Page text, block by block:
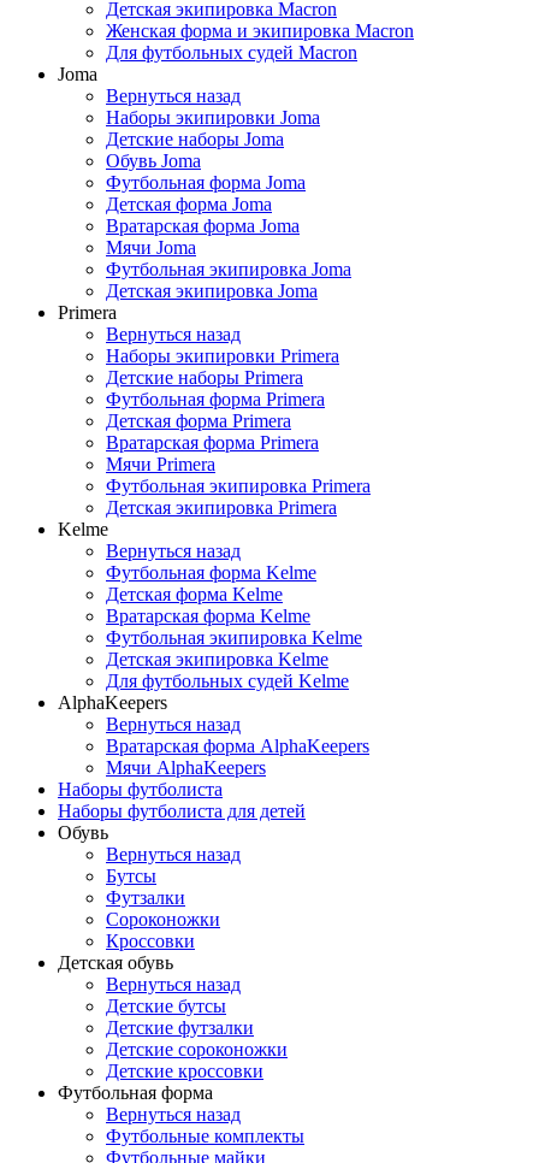
Детская экипировка Macron
Женская форма и экипировка Macron
Для футбольных судей Macron
Joma
Вернуться назад
Наборы экипировки Joma
Детские наборы Joma
Обувь Joma
Футбольная форма Joma
Детская форма Joma
Вратарская форма Joma
Мячи Joma
Футбольная экипировка Joma
Детская экипировка Joma
Primera
Вернуться назад
Наборы экипировки Primera
Детские наборы Primera
Футбольная форма Primera
Детская форма Primera
Вратарская форма Primera
Мячи Primera
Футбольная экипировка Primera
Детская экипировка Primera
Kelme
Вернуться назад
Футбольная форма Kelme
Детская форма Kelme
Вратарская форма Kelme
Футбольная экипировка Kelme
Детская экипировка Kelme
Для футбольных судей Kelme
AlphaKeepers
Вернуться назад
Вратарская форма AlphaKeepers
Мячи AlphaKeepers
Наборы футболиста
Наборы футболиста для детей
Обувь
Вернуться назад
Бутсы
Футзалки
Сороконожки
Кроссовки
Детская обувь
Вернуться назад
Детские бутсы
Детские футзалки
Детские сороконожки
Детские кроссовки
Футбольная форма
Вернуться назад
Футбольные комплекты
Футбольные майки